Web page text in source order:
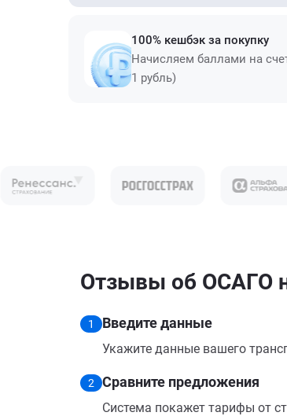
100% кешбэк за покупку
Начисляем баллами на
1 рубль)
Отзывы об ОСАГО
1 Введите данные
Укажите данные вашего
2 Сравните предложения
Система покажет тарифы от